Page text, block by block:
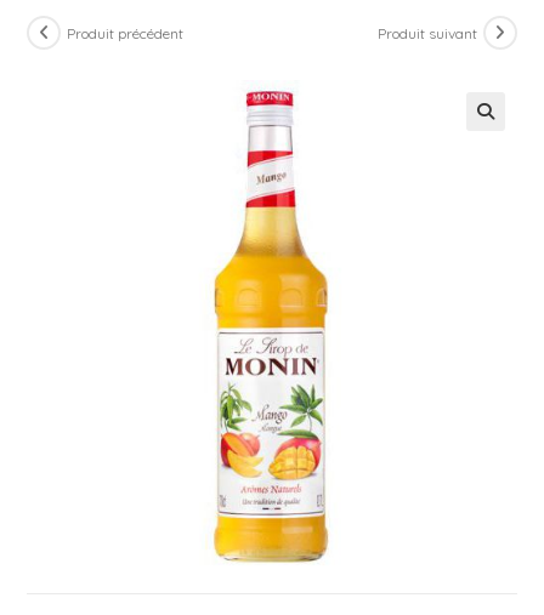
Produit précédent Produit suivant